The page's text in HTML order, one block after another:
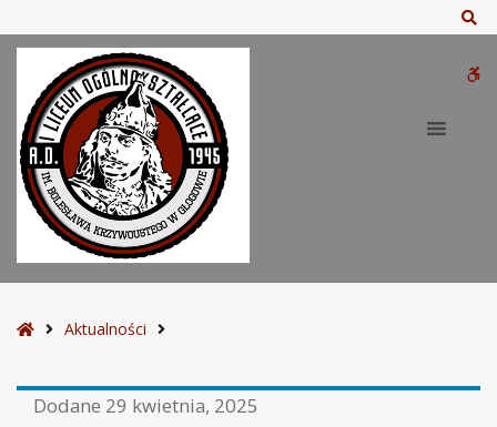
S
o
Aktualności
Dodane 29 kwietnia, 2025